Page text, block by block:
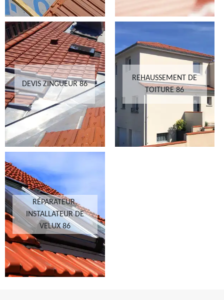
DEVIS ZINGUEUR 86
REHAUSSEMENT DE
TOITURE 86
RÉPARATEUR,
INSTALLATEUR DE
VELUX 86